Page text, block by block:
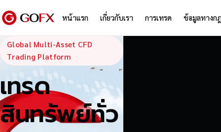
หน้าแรก เกี่ยวกับเรา การเทรด ข้อมูลทางก
GoFX —
Global Multi-Asset CFD
Trading Platform
เทรด
สินทรัพย์ทั่ว